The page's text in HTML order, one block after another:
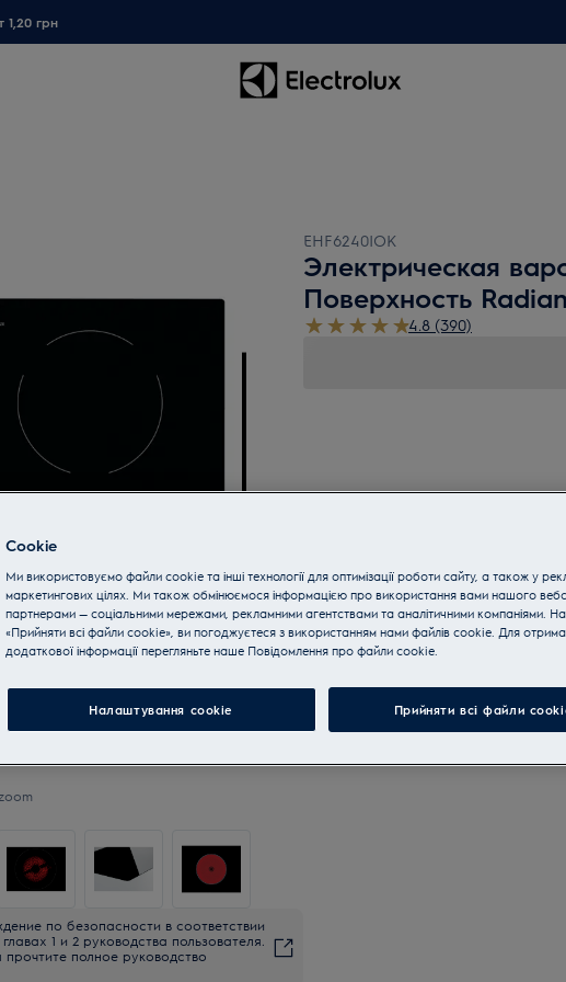
1,20 грн
по безопасности в соответствии
1 и 2 руководства пользователя.
полное руководство
EHF6240IOK
Электрическая
Поверхность
4.8 (390)
Cookie
Ми використовуємо файли cookie та інші технології для оптимізації роботи сайту, а також у
маркетингових цілях. Ми також обмінюємося інформацією про використання вами нашого
партнерами — соціальними мережами, рекламними агентствами та аналітичними компаніями.
«Прийняти всі файли cookie», ви погоджуєтеся з використанням нами файлів cookie. Для
додаткової інформації перегляньте наше Пoвідомлення прo файли cookie.
Налаштування cookie Прийняти всі файли